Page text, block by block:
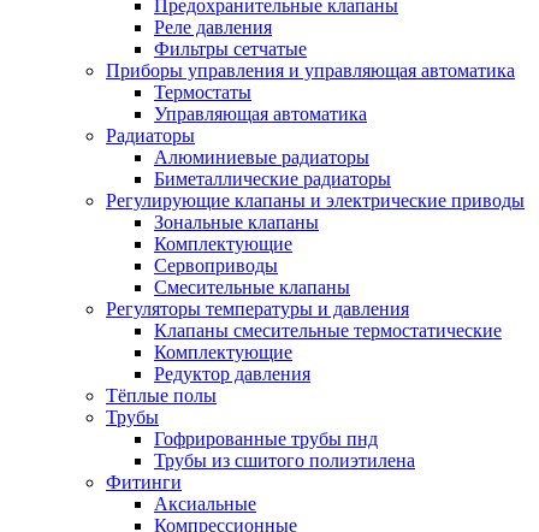
Предохранительные клапаны
Реле давления
Фильтры сетчатые
Приборы управления и управляющая автоматика
Термостаты
Управляющая автоматика
Радиаторы
Алюминиевые радиаторы
Биметаллические радиаторы
Регулирующие клапаны и электрические приводы
Зональные клапаны
Комплектующие
Сервоприводы
Смесительные клапаны
Регуляторы температуры и давления
Клапаны смесительные термостатические
Комплектующие
Редуктор давления
Тёплые полы
Трубы
Гофрированные трубы пнд
Трубы из сшитого полиэтилена
Фитинги
Аксиальные
Компрессионные